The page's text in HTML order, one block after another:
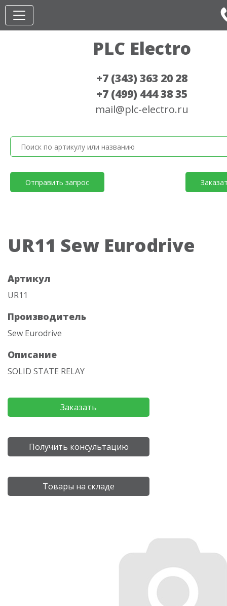
PLC Electro
+7 (343) 363 20 28
+7 (499) 444 38 35
mail@plc-electro.ru
Отправить запрос
UR11 Sew Eurodrive
Артикул
UR11
Производитель
Sew Eurodrive
Описание
SOLID STATE RELAY
Заказать
Получить консультацию
Товары на складе